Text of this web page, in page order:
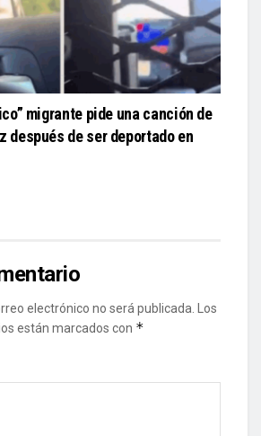
migrante pide una canción de
después de ser deportado en
electrónico no será publicada.
Los
están marcados con *